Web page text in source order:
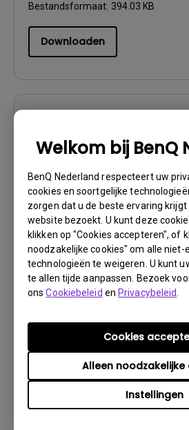
Welkom bij BenQ
BenQ Nederland respecteert uw
cookies en soortgelijke
zorgen dat u de beste ervaring
website bezoekt. U kunt deze
klikken op "Cookies accepteren", of
noodzakelijke cookies" om alle niet-
technologieën te weigeren. U kunt
te allen tijde aanpassen. Bezoek
onsCookiebeleid en Privacybeleid
Instellingen
Alleen noodzakelijke
Cookies
Bestandsformaat: 394.03 KB
Downloaden
System Firmware for
OS:Others
OS Version:
Versie: V01.00.13.03
Update: 2023/05/22
Bestandsformaat:592.13 MB
Downloaden
Android TV 12 Upgrade
OS:Others